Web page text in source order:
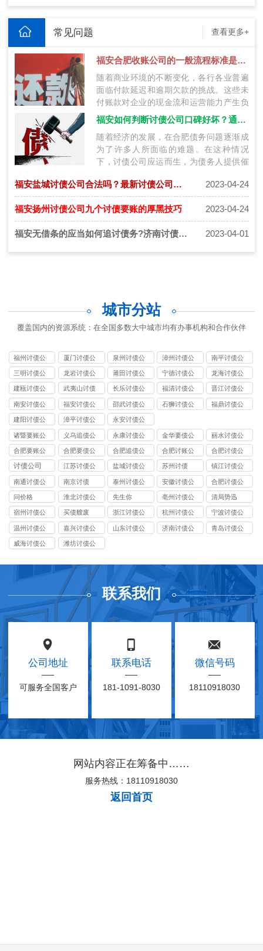
常见问题 查看更多+
福安合肥收账公司的一般流程标准是什么？
随着商业环境的不断变化，各行各业普遍
面临付款延迟和逾期欠款的挑战。这些未
付账款对企业的现金流和运营能力产生负
面影响。为了应对这个问题，合肥范围内
的…
福安如何判断讨债公司口碑好坏？通过这九种方法选择靠谱公司！
随着经济的发展，在合肥债务问题逐渐成
为了许多人所面临的难题。在这种情况
下，讨债公司应运而生，为债务人提供催
它们…
福安盐城讨债公司合法吗？最新讨债公司收费详细标准 2023-04-24
福安扬州讨债公司九个讨债要账的厚黑技巧 2023-04-24
福安无借条的应当如何追讨债务?济南讨债公司怎么收费 2023-04-01
城市分站
覆盖国内的资源系统：在全国多数大中城市均有办事机构和合作伙伴
福州讨债公
司
厦门讨债公
司
泉州讨债公
司
漳州讨债公
司
南平讨债公
司
三明讨债公
司
龙岩讨债公
司
莆田讨债公
司
宁德讨债公
司
龙海讨债公
司
建瓯讨债公
司
武夷山讨债
公司
长乐讨债公
司
福清讨债公
司
晋江讨债公
司
南安讨债公
司
福安讨债公
司
邵武讨债公
司
石狮讨债公
福鼎讨债公
建阳讨债公
司
漳平讨债公
司
永安讨债公
司
诸暨要账公
司
义乌追债公
司
永康讨债公
司
金华要债公
司
丽水讨债公
司
合肥要账公
司
合肥要债公
司
合肥追债公
司
合肥讨账公
司
合肥讨债公
司
讨债公司
江苏讨债公
司
盐城讨债公
司
苏州讨债
镇江讨债公
司
南通讨债公
司
南京讨债
泰州讨债公
司
安徽讨债公
司
合肥讨债公
司
问价格
淮北讨债公
司
先生你
亳州讨债公
司
清局势迅
宿州讨债公
司
买债艘废
浙江讨债公
司
杭州讨债公
司
宁波讨债公
司
温州讨债公
司
嘉兴讨债公
司
山东讨债公
济南讨债公
青岛讨债公
威海讨债公
潍坊讨债公
联系我们
公司地址
可服务全国客户
联系电话
181-1091-8030
微信号码
18110918030
网站内容正在筹备中……
服务热线：18110918030
返回首页